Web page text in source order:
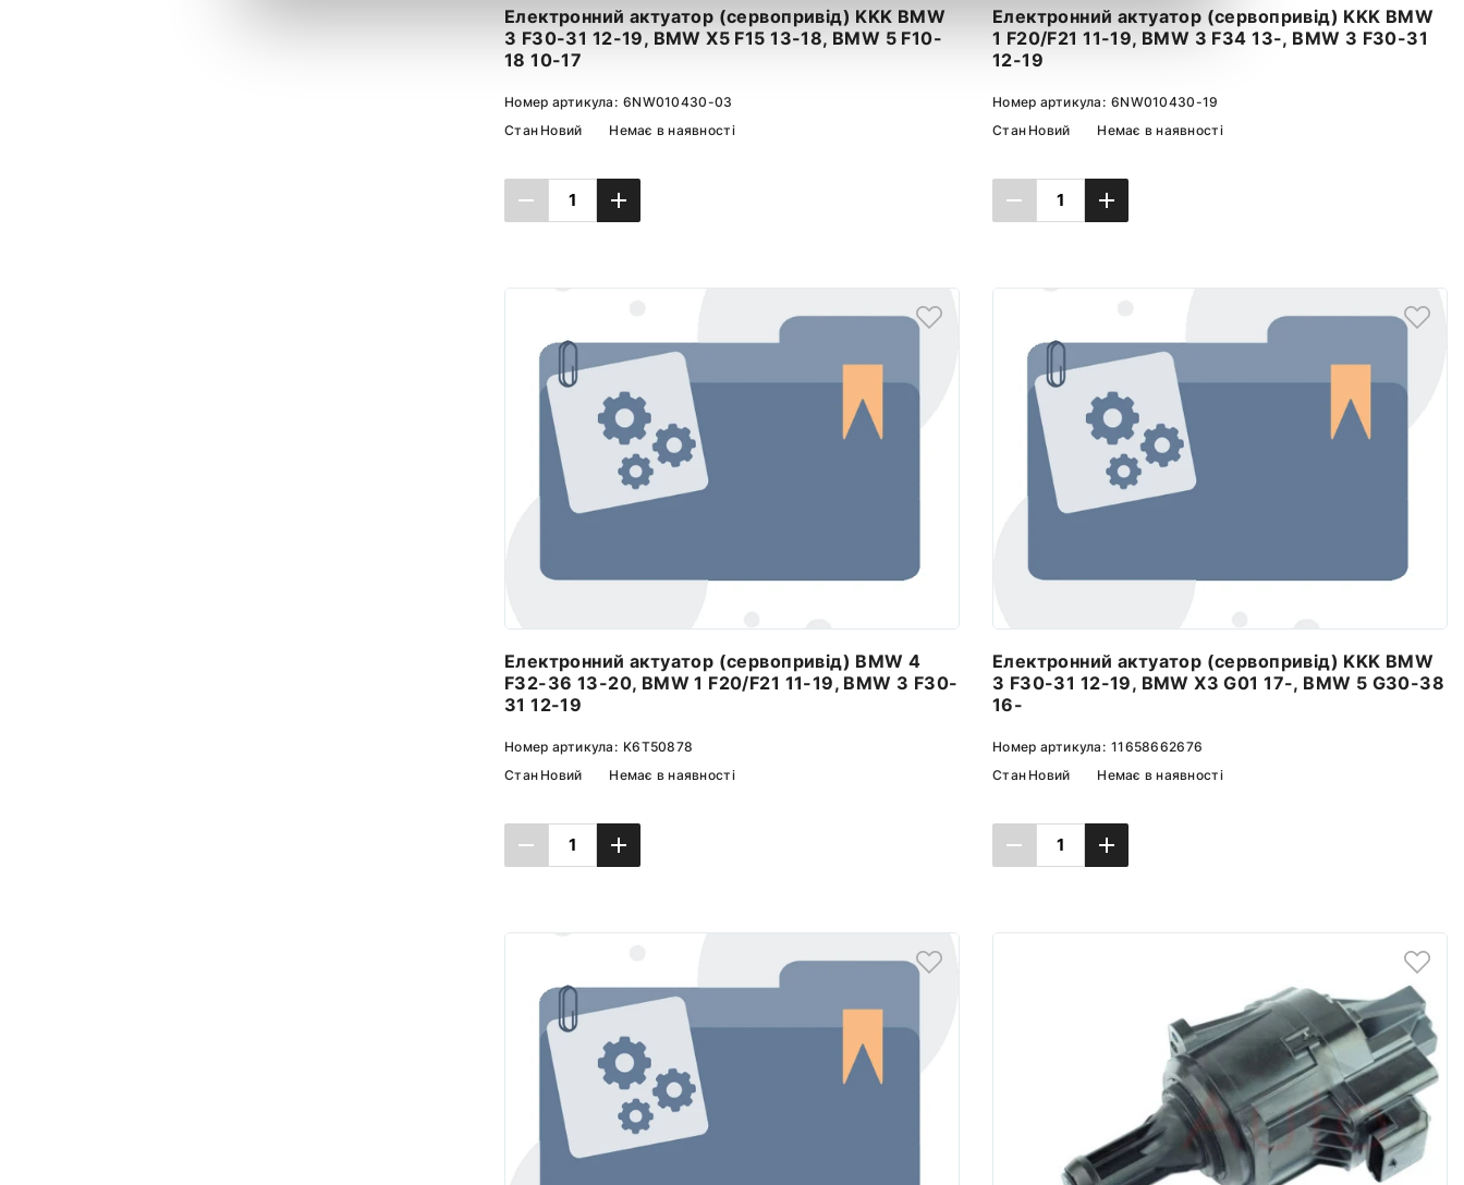
Електронний актуатор (сервопривід) KKK BMW
3 F30-31 12-19, BMW X5 F15 13-18, BMW 5 F10-
18 10-17
Номер артикула: 6NW010430-03
Стан Новий Немає в наявності
Електронний актуатор (сервопривід) KKK BMW
1 F20/F21 11-19, BMW 3 F34 13-, BMW 3 F30-31
12-19
Номер артикула: 6NW010430-19
Стан Новий Немає в наявності
Електронний актуатор (сервопривід) BMW 4
F32-36 13-20, BMW 1 F20/F21 11-19, BMW 3 F30-
31 12-19
Номер артикула: K6T50878
Стан Новий Немає в наявності
Електронний актуатор (сервопривід) KKK BMW
3 F30-31 12-19, BMW X3 G01 17-, BMW 5 G30-38
16-
Номер артикула: 11658662676
Стан Новий Немає в наявності